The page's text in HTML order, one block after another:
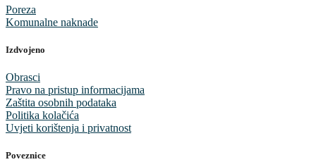
Poreza
Komunalne naknade
Izdvojeno
Obrasci
Pravo na pristup informacijama
Zaštita osobnih podataka
Politika kolačića
Uvjeti korištenja i privatnost
Poveznice